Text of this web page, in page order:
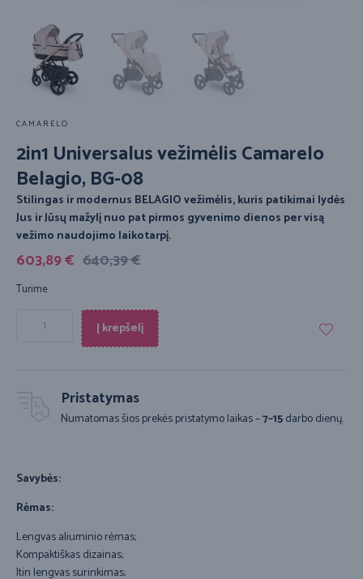
CAMARELO
2in1 Universalus vežimėlis Camarelo
Belagio, BG-08
Stilingas ir modernus BELAGIO vežimėlis, kuris patikimai lydės
Jus ir Jūsų mažylį nuo pat pirmos gyvenimo dienos per visą
vežimo naudojimo laikotarpį.
640,39€
603,89€
Turime
Į krepšelį
Pristatymas
Numatomas šios prekės pristatymo laikas –7–15darbo dienų.
Savybės:
Rėmas:
Lengvas aliuminio rėmas;
Kompaktiškas dizainas;
Itin lengvas surinkimas;